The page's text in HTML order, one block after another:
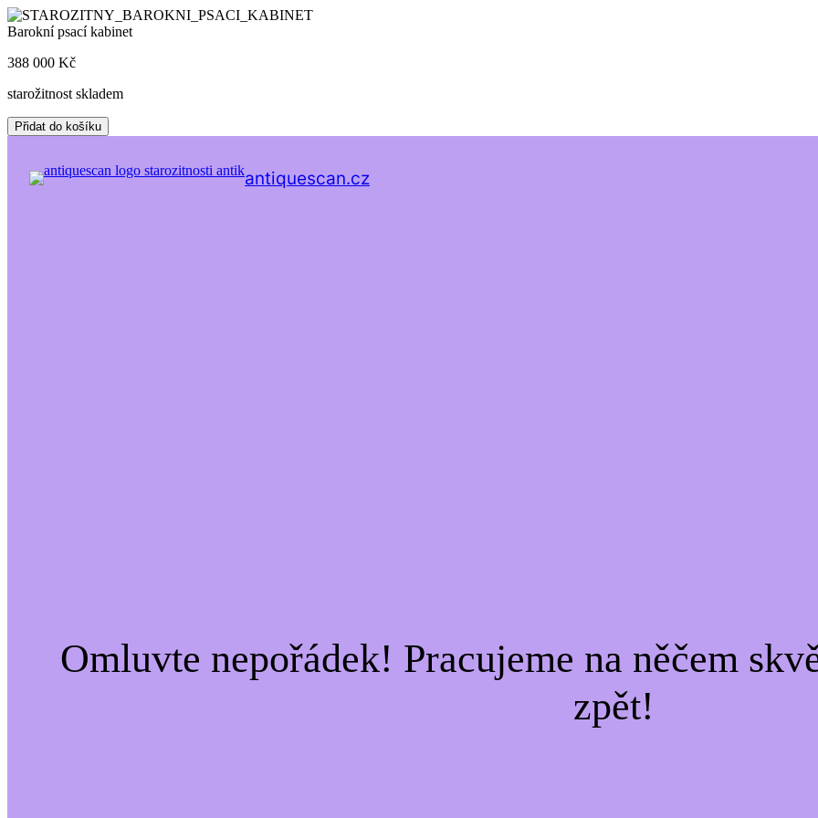
Skip
to
Barokní psací kabinet
388 000 Kč
starožitnost skladem
Barokní
psací
množství
Přidat do košíku
antiquescan.cz
Omluvte nepořádek! Pracujeme na něčem
zpět!